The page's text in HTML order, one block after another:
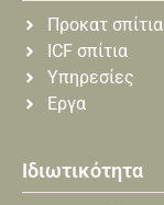
Προκατ σπίτια
ICF σπίτια
Υπηρεσίες
Εργα
Ιδιωτικότητα